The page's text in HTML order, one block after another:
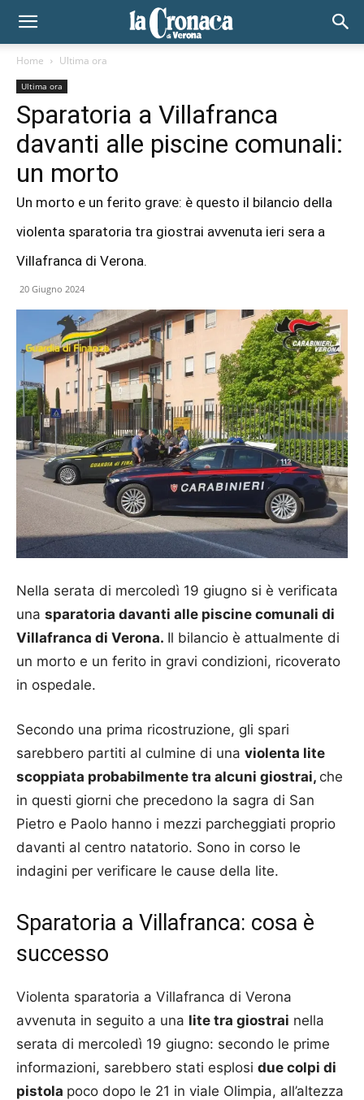
Home Ultima ora
Ultima ora
Sparatoria a Villafranca
davanti alle piscine comunali:
un morto
Un morto e un ferito grave: è questo il bilancio della
violenta sparatoria tra giostrai avvenuta ieri sera a
Villafranca di Verona.
20 Giugno 2024
Nella serata di mercoledì 19 giugno si è verificata
una sparatoria davanti alle piscine comunali di
Villafranca di Verona. Il bilancio è attualmente di
un morto e un ferito in gravi condizioni, ricoverato
in ospedale.
Secondo una prima ricostruzione, gli spari
sarebbero partiti al culmine di una violenta lite
scoppiata probabilmente tra alcuni giostrai, che
in questi giorni che precedono la sagra di San
Pietro e Paolo hanno i mezzi parcheggiati proprio
davanti al centro natatorio. Sono in corso le
indagini per verificare le cause della lite.
Sparatoria a Villafranca: cosa è
successo
Violenta sparatoria a Villafranca di Verona
avvenuta in seguito a una lite tra giostrai nella
serata di mercoledì 19 giugno: secondo le prime
informazioni, sarebbero stati esplosi due colpi di
pistola poco dopo le 21 in viale Olimpia, all’altezza